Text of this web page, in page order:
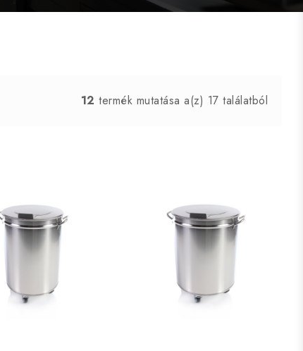
12 termék mutatása a(z) 17 találatból